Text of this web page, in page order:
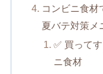
コンビニ食材
夏バテ対策メ
✅ 買って
ニ食材